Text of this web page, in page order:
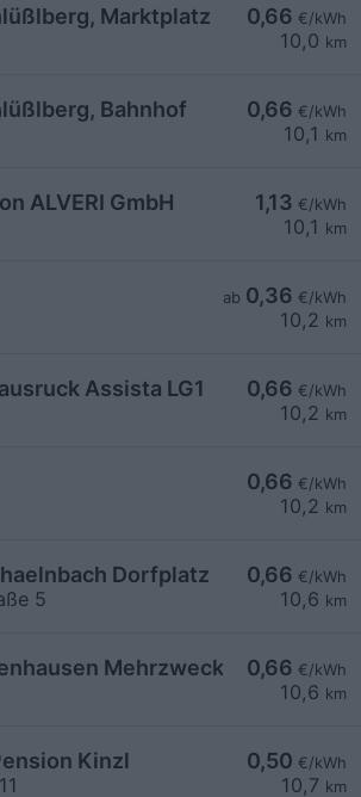
0,66 €/kWh
10,0 km
Marktplatz
0,66 €/kWh
10,1 km
Bahnhof
1,13 €/kWh
10,1 km
ALVERI GmbH
ab 0,36 €/kWh
10,2 km
0,66 €/kWh
10,2 km
Assista LG1
0,66 €/kWh
10,2 km
0,66 €/kWh
10,6 km
Dorfplatz
5
0,66 €/kWh
10,6 km
Mehrzweckhalle
0,50 €/kWh
10,7 km
Kinzl